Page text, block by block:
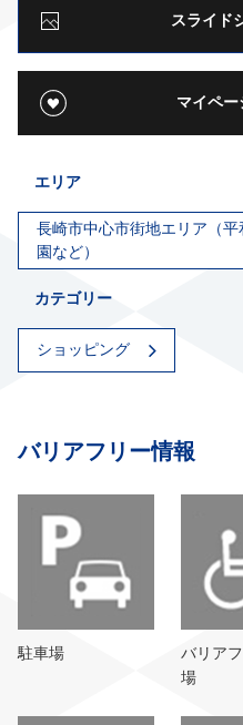
スライド
マイペー
エリア
長崎市中心市街地エリア（
園など）
カテゴリー
ショッピング
バリアフリー情報
駐車場
バリア
場